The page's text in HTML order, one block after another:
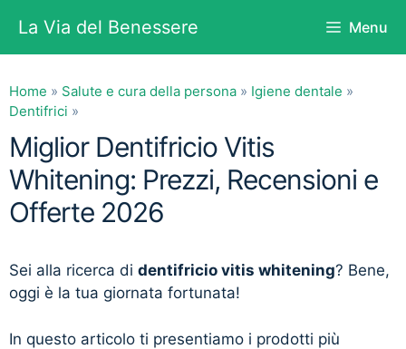
contenuto
La Via del Benessere Menu
Home » Salute e cura della persona » Igiene dentale »
Dentifrici »
Miglior Dentifricio Vitis
Whitening: Prezzi, Recensioni e
Offerte 2026
Sei alla ricerca di dentifricio vitis whitening? Bene,
oggi è la tua giornata fortunata!
In questo articolo ti presentiamo i prodotti più